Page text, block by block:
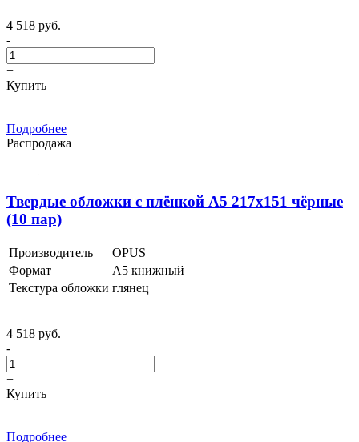
4 518 руб.
-
+
Купить
Подробнее
Распродажа
Твердые обложки с плёнкой А5 217x151 чёрные
(10 пар)
Производитель
OPUS
Формат
А5 книжный
Текстура обложки глянец
4 518 руб.
-
+
Купить
Подробнее